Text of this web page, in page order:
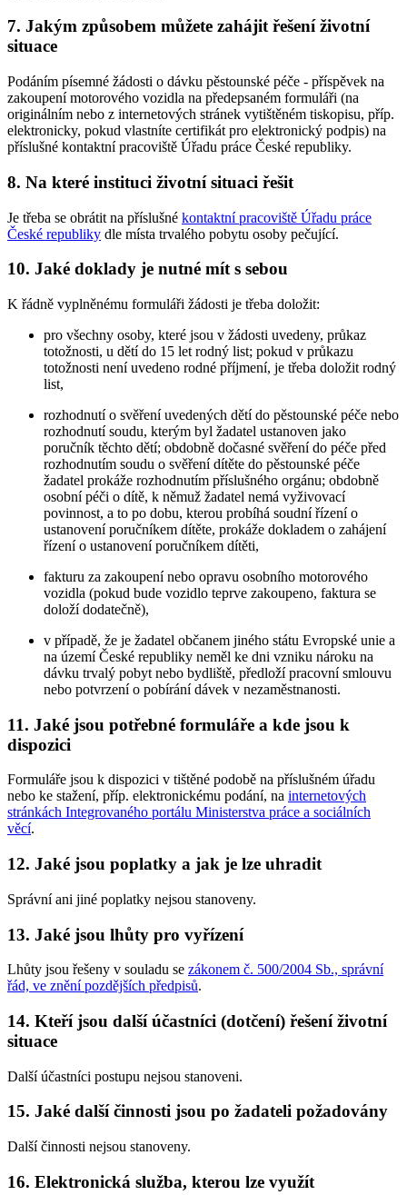
7. Jakým způsobem můžete zahájit řešení životní
situace
Podáním písemné žádosti o dávku pěstounské péče - příspěvek na
zakoupení motorového vozidla na předepsaném formuláři (na
originálním nebo z internetových stránek vytištěném tiskopisu, příp.
elektronicky, pokud vlastníte certifikát pro elektronický podpis) na
příslušné kontaktní pracoviště Úřadu práce České republiky.
8. Na které instituci životní situaci řešit
Je třeba se obrátit na příslušné kontaktní pracoviště Úřadu práce
České republiky dle místa trvalého pobytu osoby pečující.
10. Jaké doklady je nutné mít s sebou
K řádně vyplněnému formuláři žádosti je třeba doložit:
pro všechny osoby, které jsou v žádosti uvedeny, průkaz
totožnosti, u dětí do 15 let rodný list; pokud v průkazu
totožnosti není uvedeno rodné příjmení, je třeba doložit rodný
list,
rozhodnutí o svěření uvedených dětí do pěstounské péče nebo
rozhodnutí soudu, kterým byl žadatel ustanoven jako
poručník těchto dětí; obdobně dočasné svěření do péče před
rozhodnutím soudu o svěření dítěte do pěstounské péče
žadatel prokáže rozhodnutím příslušného orgánu; obdobně
osobní péči o dítě, k němuž žadatel nemá vyživovací
povinnost, a to po dobu, kterou probíhá soudní řízení o
ustanovení poručníkem dítěte, prokáže dokladem o zahájení
řízení o ustanovení poručníkem dítěti,
fakturu za zakoupení nebo opravu osobního motorového
vozidla (pokud bude vozidlo teprve zakoupeno, faktura se
doloží dodatečně),
v případě, že je žadatel občanem jiného státu Evropské unie a
na území České republiky neměl ke dni vzniku nároku na
dávku trvalý pobyt nebo bydliště, předloží pracovní smlouvu
nebo potvrzení o pobírání dávek v nezaměstnanosti.
11. Jaké jsou potřebné formuláře a kde jsou k
dispozici
Formuláře jsou k dispozici v tištěné podobě na příslušném úřadu
nebo ke stažení, příp. elektronickému podání, na internetových
stránkách Integrovaného portálu Ministerstva práce a sociálních
věcí.
12. Jaké jsou poplatky a jak je lze uhradit
Správní ani jiné poplatky nejsou stanoveny.
13. Jaké jsou lhůty pro vyřízení
Lhůty jsou řešeny v souladu se zákonem č. 500/2004 Sb., správní
řád, ve znění pozdějších předpisů.
14. Kteří jsou další účastníci (dotčení) řešení životní
situace
Další účastníci postupu nejsou stanoveni.
15. Jaké další činnosti jsou po žadateli požadovány
Další činnosti nejsou stanoveny.
16. Elektronická služba, kterou lze využít